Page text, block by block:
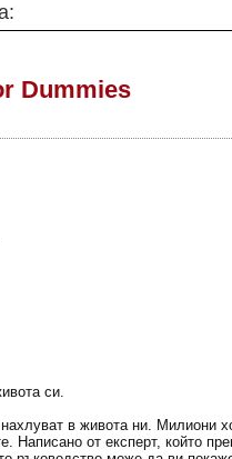
Dummies
си.
нахлуват в живота ни. Милиони
Написано от експерт, който